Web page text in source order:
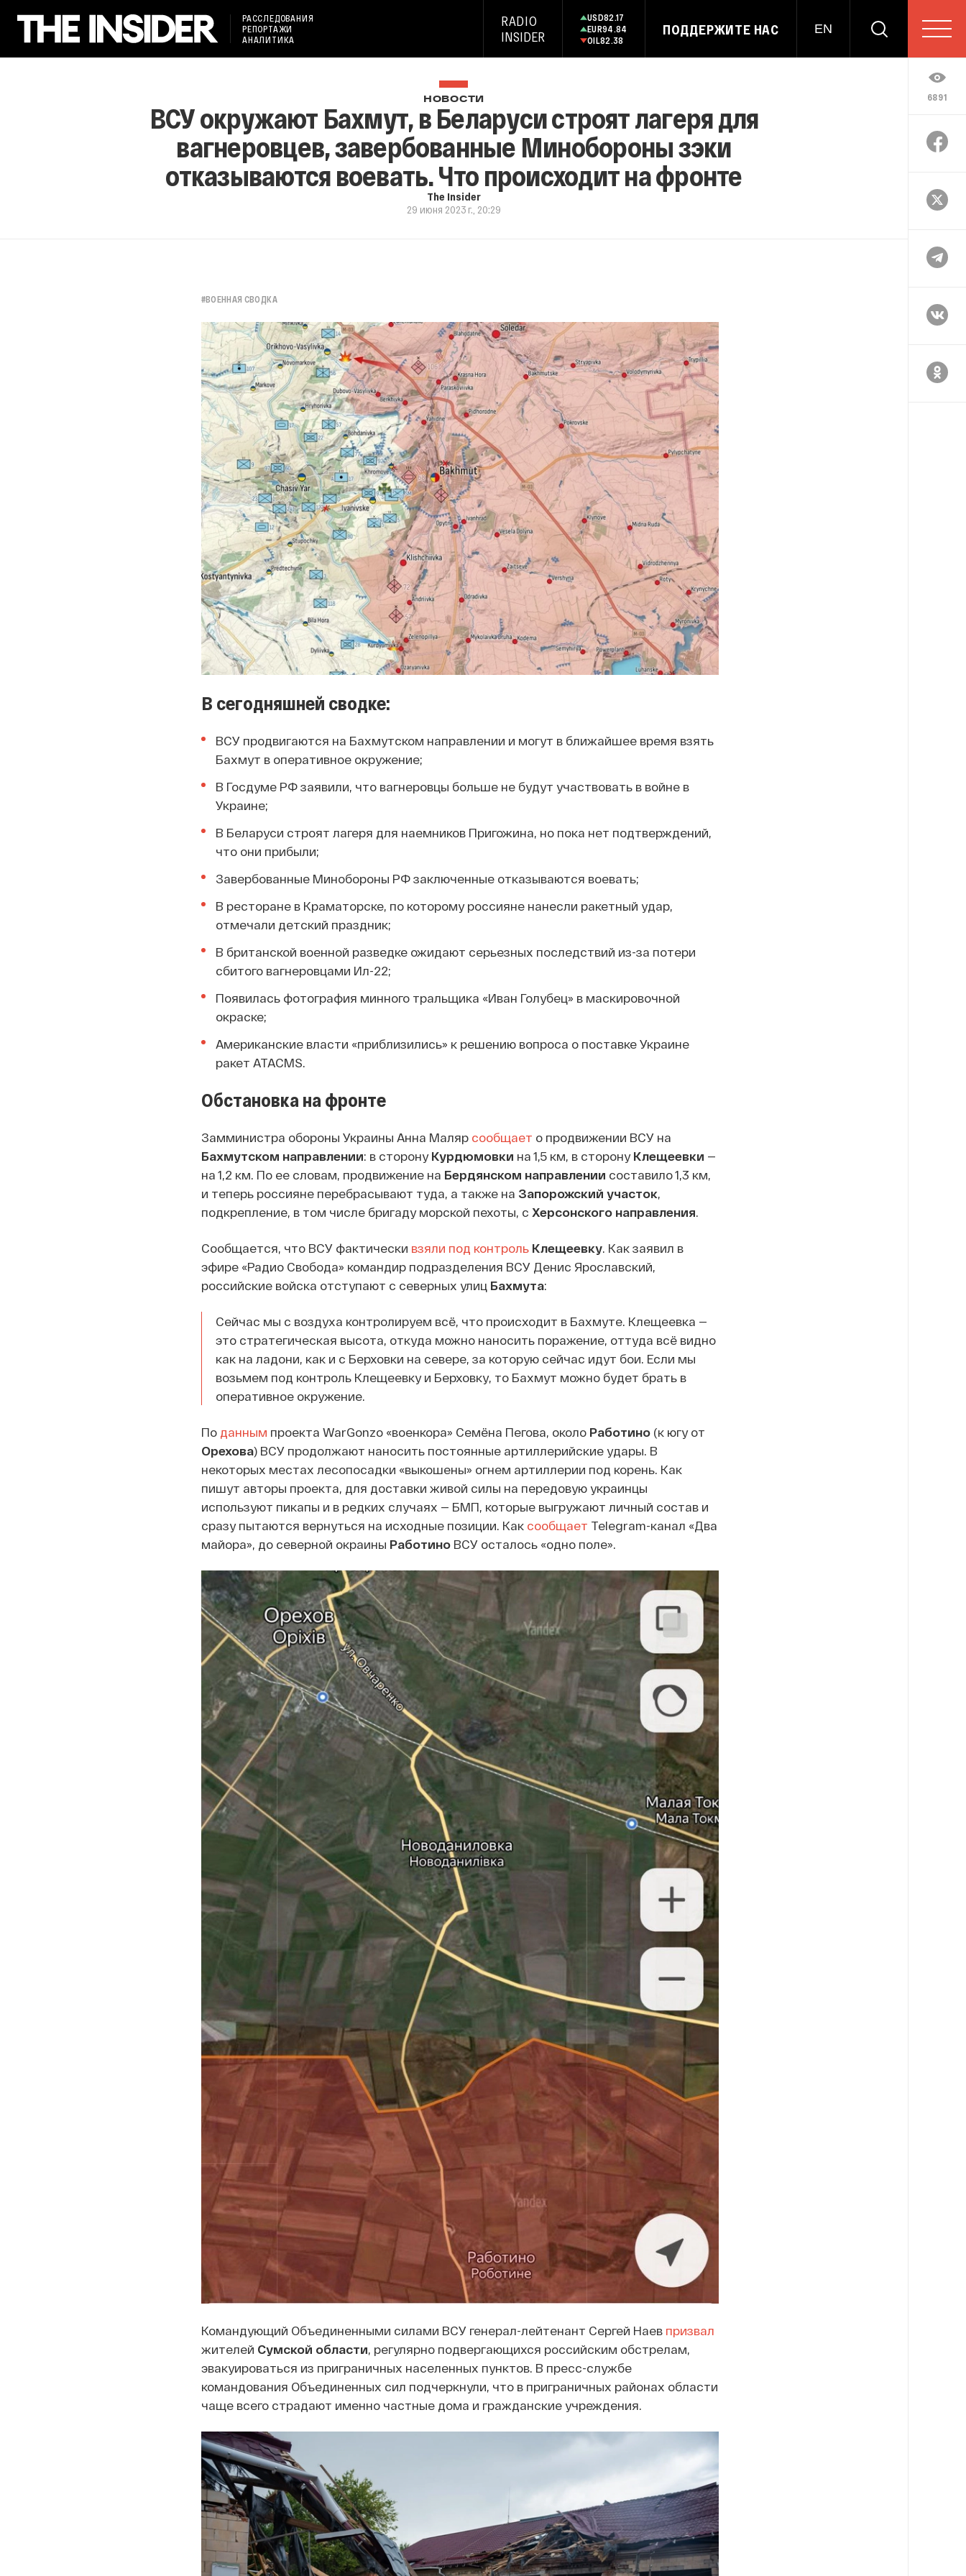
РАССЛЕДОВАНИЯ
РЕПОРТАЖИ
АНАЛИТИКА
RADIO
INSIDER
USD82.17
EUR94.84
OIL82.38
ПОДДЕРЖИТЕ НАС EN
6891
НОВОСТИ
ВСУ окружают Бахмут, в Беларуси строят лагеря для
вагнеровцев, завербованные Минобороны зэки
отказываются воевать. Что происходит на фронте
The Insider
29 июня 2023 г., 20:29
#ВОЕННАЯ СВОДКА
В сегодняшней сводке:
ВСУ продвигаются на Бахмутском направлении и могут в ближайшее время взять
Бахмут в оперативное окружение;
В Госдуме РФ заявили, что вагнеровцы больше не будут участвовать в войне в
Украине;
В Беларуси строят лагеря для наемников Пригожина, но пока нет подтверждений,
что они прибыли;
Завербованные Минобороны РФ заключенные отказываются воевать;
В ресторане в Краматорске, по которому россияне нанесли ракетный удар,
отмечали детский праздник;
В британской военной разведке ожидают серьезных последствий из-за потери
сбитого вагнеровцами Ил-22;
Появилась фотография минного тральщика «Иван Голубец» в маскировочной
окраске;
Американские власти «приблизились» к решению вопроса о поставке Украине
ракет ATACMS.
Обстановка на фронте
Замминистра обороны Украины Анна Маляр сообщает о продвижении ВСУ на
Бахмутском направлении: в сторону Курдюмовки на 1,5 км, в сторону Клещеевки —
на 1,2 км. По ее словам, продвижение на Бердянском направлении составило 1,3 км,
и теперь россияне перебрасывают туда, а также на Запорожский участок
подкрепление, в том числе бригаду морской пехоты, с Херсонского направления
Сообщается, что ВСУ фактически взяли под контроль Клещеевку. Как заявил в
эфире «Радио Свобода» командир подразделения ВСУ Денис Ярославский,
российские войска отступают с северных улиц Бахмута:
Сейчас мы с воздуха контролируем всё, что происходит в Бахмуте. Клещеевка —
это стратегическая высота, откуда можно наносить поражение, оттуда всё видно
как на ладони, как и с Берховки на севере, за которую сейчас идут бои. Если мы
возьмем под контроль Клещеевку и Берховку, то Бахмут можно будет брать в
оперативное окружение.
По данным проекта WarGonzo «военкора» Семёна Пегова, около Работино(к югу от
Орехова) ВСУ продолжают наносить постоянные артиллерийские удары. В
некоторых местах лесопосадки «выкошены» огнем артиллерии под корень. Как
пишут авторы проекта, для доставки живой силы на передовую украинцы
используют пикапы и в редких случаях — БМП, которые выгружают личный состав и
сразу пытаются вернуться на исходные позиции. Как сообщает Telegram-канал «Два
майора», до северной окраины РаботиноВСУ осталось «одно поле».
Командующий Объединенными силами ВСУ генерал-лейтенант Сергей Наев призвал
жителей Сумской области, регулярно подвергающихся российским обстрелам,
эвакуироваться из приграничных населенных пунктов. В пресс-службе
командования Объединенных сил подчеркнули, что в приграничных районах области
чаще всего страдают именно частные дома и гражданские учреждения.